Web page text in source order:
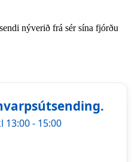
And
- 15:00